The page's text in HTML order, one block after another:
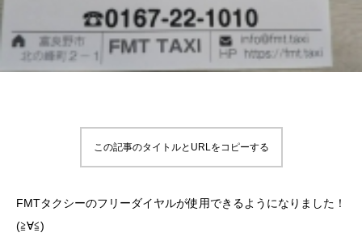
この記事のタイトルとURLをコピーする
FMTタクシーのフリーダイヤルが使用できるようになりました！
(≧∀≦)ゞ